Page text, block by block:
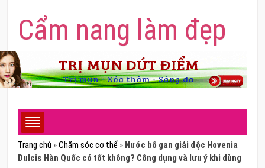
Cẩm nang làm đẹp
Trang chủ »Chăm sóc cơ thể » Nước bổ gan giải độc Hovenia
Dulcis Hàn Quốc có tốt không? Công dụng và lưu ý khi dùng